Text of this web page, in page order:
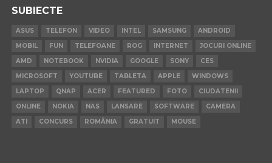
SUBIECTE
ASUS TELEFON VIDEO INTEL SAMSUNG
ANDROID
MOBIL
FUN TELEFOANE ROG INTERNET
JOCURI ONLINE
AMD
NOTEBOOK NVIDIA GOOGLE SONY
CES
MICROSOFT
YOUTUBE TABLETA APPLE
WINDOWS
LAPTOP
QNAP ACER FEATURED FOTO
CIUDATENII
ONLINE
NOKIA NAS LANSARE SOFTWARE
CAMERA
ATI
CONCURS ROMÂNIA GRATUIT MOUSE